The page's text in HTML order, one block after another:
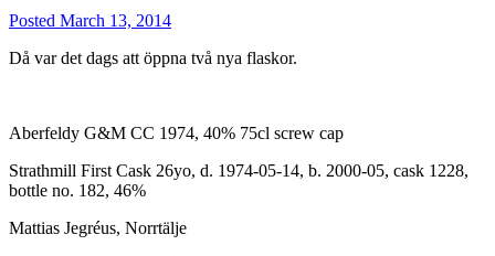
Posted March 13, 2014
Då var det dags att öppna två nya flaskor.
Aberfeldy G&M CC 1974, 40% 75cl screw cap
Strathmill First Cask 26yo, d. 1974-05-14, b. 2000-05, cask 1228,
bottle no. 182, 46%
Mattias Jegréus, Norrtälje